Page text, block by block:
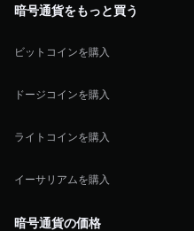
暗号通貨をもっと買う
ビットコインを購入
ドージコインを購入
ライトコインを購入
イーサリアムを購入
暗号通貨の価格